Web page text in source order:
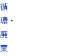
循
環・
廃
棄